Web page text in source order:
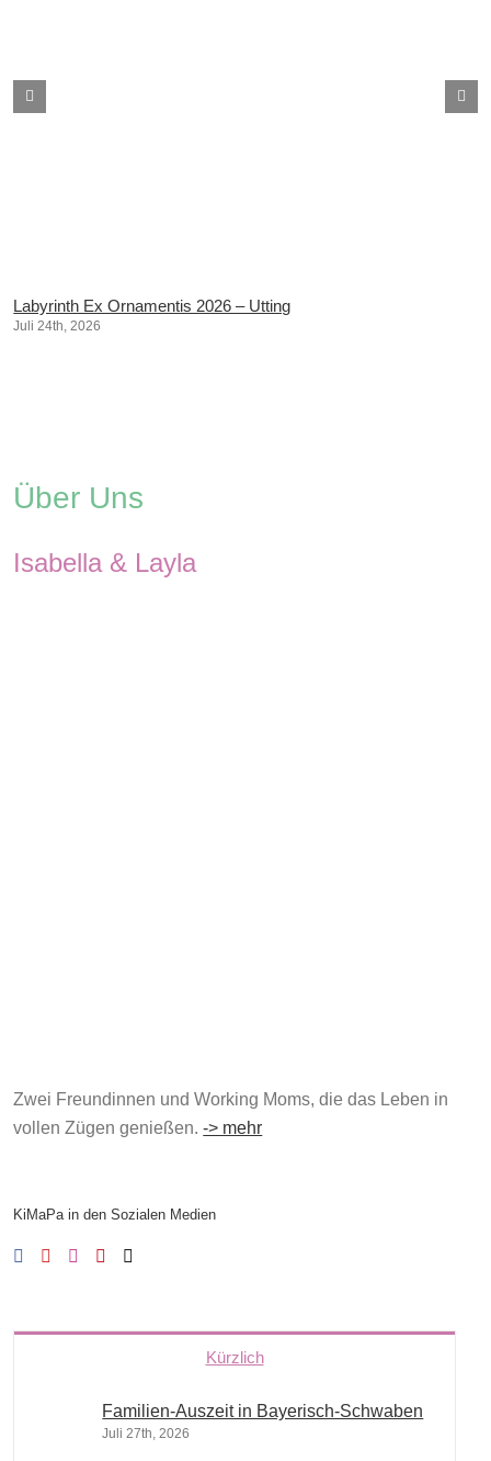
Labyrinth Ex Ornamentis 2026 – Utting
Juli 24th, 2026
Über Uns
Isabella & Layla
Zwei Freundinnen und Working Moms, die das Leben in
vollen Zügen genießen.-> mehr
KiMaPa in den Sozialen Medien
Kürzlich
Familien-Auszeit in Bayerisch-Schwaben
Juli 27th, 2026